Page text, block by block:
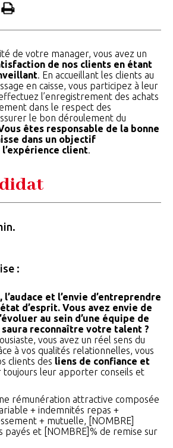
de votre manager, vous avez un
de nos clients en étant
. En accueillant les clients au
en caisse, vous participez à leur
l’enregistrement des achats
dans le respect des
le bon déroulement du
êtes responsable de la bonne
dans un objectif
client.
:
l’audace et l’envie d’entreprendre
d’esprit. Vous avez envie de
au sein d’une équipe de
reconnaître votre talent ?
vous avez un réel sens du
à vos qualités relationnelles, vous
clients des liens de confiance et
toujours leur apporter conseils et
rémunération attractive composée
+ indemnités repas +
+ mutuelle, [NOMBRE]
payés et [NOMBRE]% de remise sur